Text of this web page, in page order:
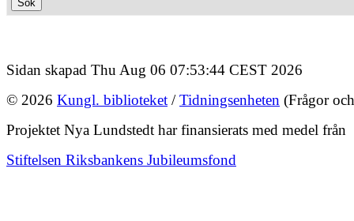
Sidan skapad Thu Aug 06 07:53:44 CEST 2026
© 2026 Kungl. biblioteket /Tidningsenheten (Frågor
Projektet Nya Lundstedt har finansierats med medel från
Stiftelsen Riksbankens Jubileumsfond